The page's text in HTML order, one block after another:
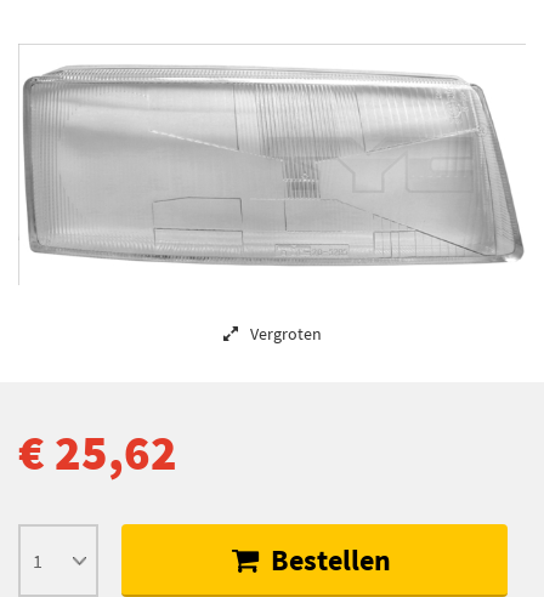
Vergroten
€ 25,62
Bestellen